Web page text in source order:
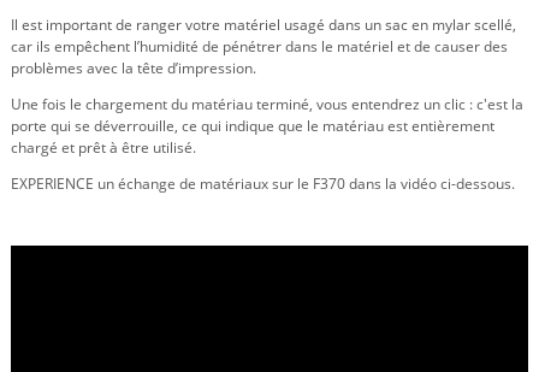
Il est important de ranger votre matériel usagé dans un sac en mylar scellé,
car ils empêchent l’humidité de pénétrer dans le matériel et de causer des
problèmes avec la tête d’impression.
Une fois le chargement du matériau terminé, vous entendrez un clic : c'est la
porte qui se déverrouille, ce qui indique que le matériau est entièrement
chargé et prêt à être utilisé.
EXPERIENCE un échange de matériaux sur le F370 dans la vidéo ci-dessous.